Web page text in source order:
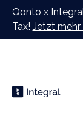
Qonto x
Tax! Jetzt mehr